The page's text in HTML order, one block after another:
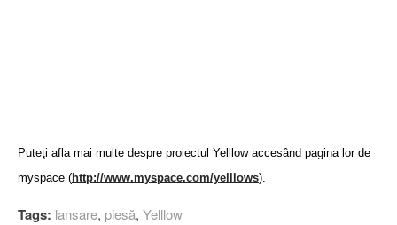
Puteţi afla mai multe despre proiectul Yelllow accesând pagina lor de
myspace (http://www.myspace.com/yelllows).
Tags: lansare, piesă, Yelllow